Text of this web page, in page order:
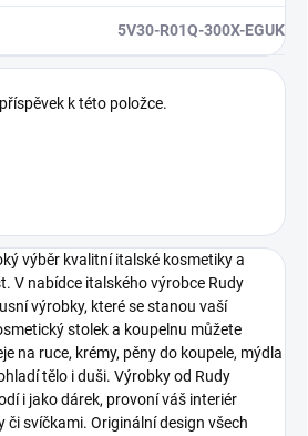
5V30-R01Q-300X-EGUK
k této položce.
výběr kvalitní italské kosmetiky a
V nabídce italského výrobce Rudy
výrobky, které se stanou vaší
stolek a koupelnu můžete
na ruce, krémy, pěny do koupele, mýdla
tělo i duši. Výrobky od Rudy
i jako dárek, provoní váš interiér
či svíčkami. Originální design všech